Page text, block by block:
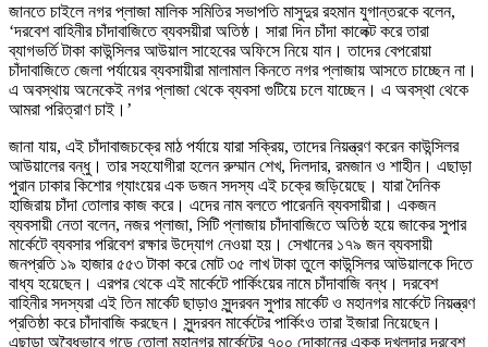
জানতে চাইলে নগর প্লাজা মালিক সমিতির সভাপতি মাসুদুর রহমান যুগান্তরকে বলেন,
‘দরবেশ বাহিনীর চাঁদাবাজিতে ব্যবসয়ীরা অতিষ্ঠ। সারা দিন চাঁদা কালেক্ট করে তারা
ব্যাগভর্তি টাকা কাউন্সিলর আউয়াল সাহেবের অফিসে নিয়ে যান। তাদের বেপরোয়া
চাঁদাবাজিতে জেলা পর্যায়ের ব্যবসায়ীরা মালামাল কিনতে নগর প্লাজায় আসতে চাচ্ছেন না।
এ অবস্থায় অনেকেই নগর প্লাজা থেকে ব্যবসা গুটিয়ে চলে যাচ্ছেন। এ অবস্থা থেকে
আমরা পরিত্রাণ চাই।’
জানা যায়, এই চাঁদাবাজচক্রে মাঠ পর্যায়ে যারা সক্রিয়, তাদের নিয়ন্ত্রণ করেন কাউন্সিলর
আউয়ালের বন্ধু। তার সহযোগীরা হলেন রুম্মান শেখ, দিলদার, রমজান ও শাহীন। এছাড়া
পুরান ঢাকার কিশোর গ্যাংয়ের এক ডজন সদস্য এই চক্রে জড়িয়েছে। যারা দৈনিক
হাজিরায় চাঁদা তোলার কাজ করে। এদের নাম বলতে পারেননি ব্যবসায়ীরা। একজন
ব্যবসায়ী নেতা বলেন, নজর প্লাজা, সিটি প্লাজায় চাঁদাবাজিতে অতিষ্ঠ হয়ে জাকের সুপার
মার্কেটে ব্যবসার পরিবেশ রক্ষার উদ্যোগ নেওয়া হয়। সেখানের ১৭৯ জন ব্যবসায়ী
জনপ্রতি ১৯ হাজার ৫৫৩ টাকা করে মোট ৩৫ লাখ টাকা তুলে কাউন্সিলর আউয়ালকে দিতে
বাধ্য হয়েছেন। এরপর থেকে এই মার্কেটে পার্কিংয়ের নামে চাঁদাবাজি বন্ধ। দরবেশ
বাহিনীর সদস্যরা এই তিন মার্কেট ছাড়াও সুন্দরবন সুপার মার্কেট ও মহানগর মার্কেটে নিয়ন্ত্রণ
প্রতিষ্ঠা করে চাঁদাবাজি করছেন। সুন্দরবন মার্কেটের পার্কিংও তারা ইজারা নিয়েছেন।
এছাড়া অবৈধভাবে গড়ে তোলা মহানগর মার্কেটের ৭০০ দোকানের একক দখলদার দরবেশ